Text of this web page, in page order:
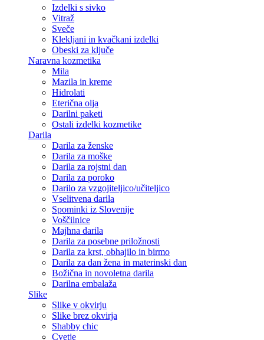
Izdelki s sivko
Vitraž
Sveče
Klekljani in kvačkani izdelki
Obeski za ključe
Naravna kozmetika
Mila
Mazila in kreme
Hidrolati
Eterična olja
Darilni paketi
Ostali izdelki kozmetike
Darila
Darila za ženske
Darila za moške
Darila za rojstni dan
Darila za poroko
Darilo za vzgojiteljico/učiteljico
Vselitvena darila
Spominki iz Slovenije
Voščilnice
Majhna darila
Darila za posebne priložnosti
Darila za krst, obhajilo in birmo
Darila za dan žena in materinski dan
Božična in novoletna darila
Darilna embalaža
Slike
Slike v okvirju
Slike brez okvirja
Shabby chic
Cvetje